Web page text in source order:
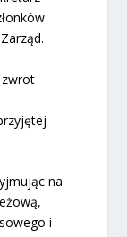
zwrot
na
i